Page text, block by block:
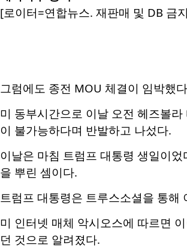
[로이터=연합뉴스. 재판매 및 DB 금
그럼에도 종전 MOU 체결이 임박했
미 동부시간으로 이날 오전 헤즈볼
이 불가능하다며 반발하고 나섰다.
이날은 마침 트럼프 대통령 생일이
을 뿌린 셈이다.
트럼프 대통령은 트루스소셜을 통해
미 인터넷 매체 악시오스에 따르면
던 것으로 알려졌다.